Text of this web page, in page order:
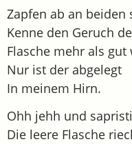
Zapfen ab an beiden
Kenne den Geruch
Flasche mehr als gut
Nur ist der abgelegt
In meinem Hirn.
Ohh jehh und sapristi
Die leere Flasche